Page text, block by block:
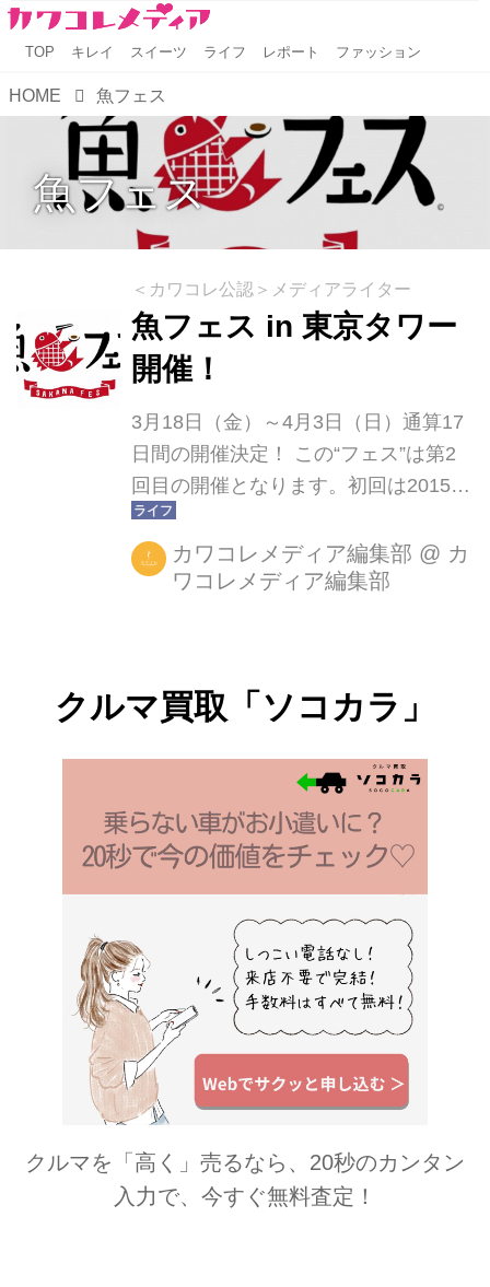
TOP キレイ スイーツ ライフ レポート ファッション
HOME 魚フェス
魚フェス
＜カワコレ公認＞メディアライター
魚フェス in 東京タワー
開催！
3月18日（金）～4月3日（日）通算17
日間の開催決定！ この“フェス”は第2
回目の開催となります。初回は2015年
4月8日～12日の5日間「日本魚祭り」
として開催されました。食の多様化が
進み、魚自体の消費量も減少するな
してほしい、そんな熱い想いで日本の
で実施されました。初回にして35,000
オリンピック開催に向けての中・長期
計画として立ち上げられ、太古の時代
から＜魚＞と密接な関係を持つ日本独
自の食文化、魚市場の拡大...
カワコレメディア編集部 @ カ
ワコレメディア編集部
クルマ買取「ソコカラ」
クルマを「高く」売るなら、20秒のカンタン
入力で、今すぐ無料査定！